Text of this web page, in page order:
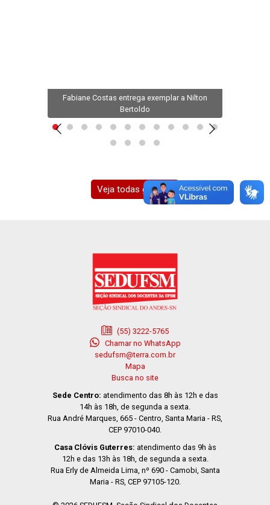
Fabiane Costas entrega exemplar a Nilton
Bertoldo
Veja todas galerias
(55) 3222-5765
Chamar no WhatsApp
sedufsm@terra.com.br
Mapa
Busca no site
Sede Centro: atendimento das 8h às 12h e das
14h às 18h, de segunda a sexta.
Rua André Marques, 665 - Centro, Santa Maria - RS,
CEP 97010-040.
Casa Clóvis Guterres: atendimento das 9h às
12h e das 13h às 18h, de segunda a sexta.
Rua Erly de Almeida Lima, nº 690 - Camobi, Santa
Maria - RS, CEP 97105-120.